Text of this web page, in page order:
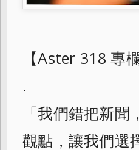
【Aster 318 專
.
「我們錯把新
觀點，讓我們選